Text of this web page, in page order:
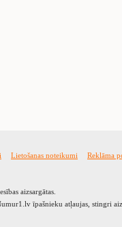
Lietošanas noteikumi
Reklāma
aizsargātas.
īpašnieku atļaujas, stingri